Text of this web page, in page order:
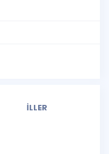
İLLER